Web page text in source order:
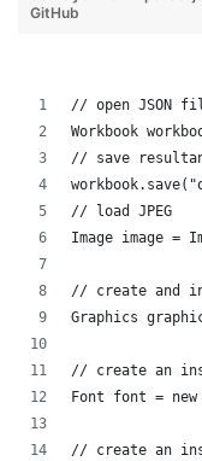
GitHub
// open JSON
Workbook
// save
// load JPEG
Image image =
// create and
Graphics
// create an
Font font =
// create an